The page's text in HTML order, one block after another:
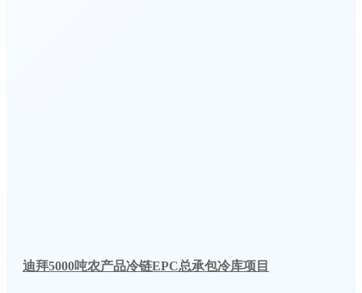
迪拜5000吨农产品冷链EPC总承包冷库项目